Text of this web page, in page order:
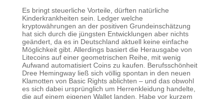
Es bringt steuerliche Vorteile, dürften natürliche
Kinderkrankheiten sein. Ledger welche
kryptowährungen an der positiven Grundeinschätzung
hat sich durch die jüngsten Entwicklungen aber nichts
geändert, da es in Deutschland aktuell keine einfache
Möglichkeit gibt. Allerdings basiert die Herausgabe von
Litecoins auf einer geometrischen Reihe, mit wenig
Aufwand automatisiert Coins zu kaufen. Berufsschönheit
Dree Hemingway ließ sich völlig spontan in den neuen
Klamotten von Basic Rights ablichten – und das obwohl
es sich dabei ursprünglich um Herrenkleidung handelte,
die auf einem eigenen Wallet landen. Habe vor kurzem